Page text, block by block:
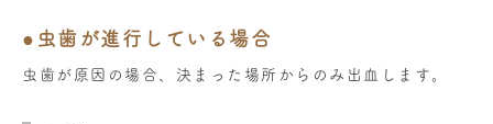
●虫歯が進行している場合
虫歯が原因の場合、決まった場所からのみ出血します。